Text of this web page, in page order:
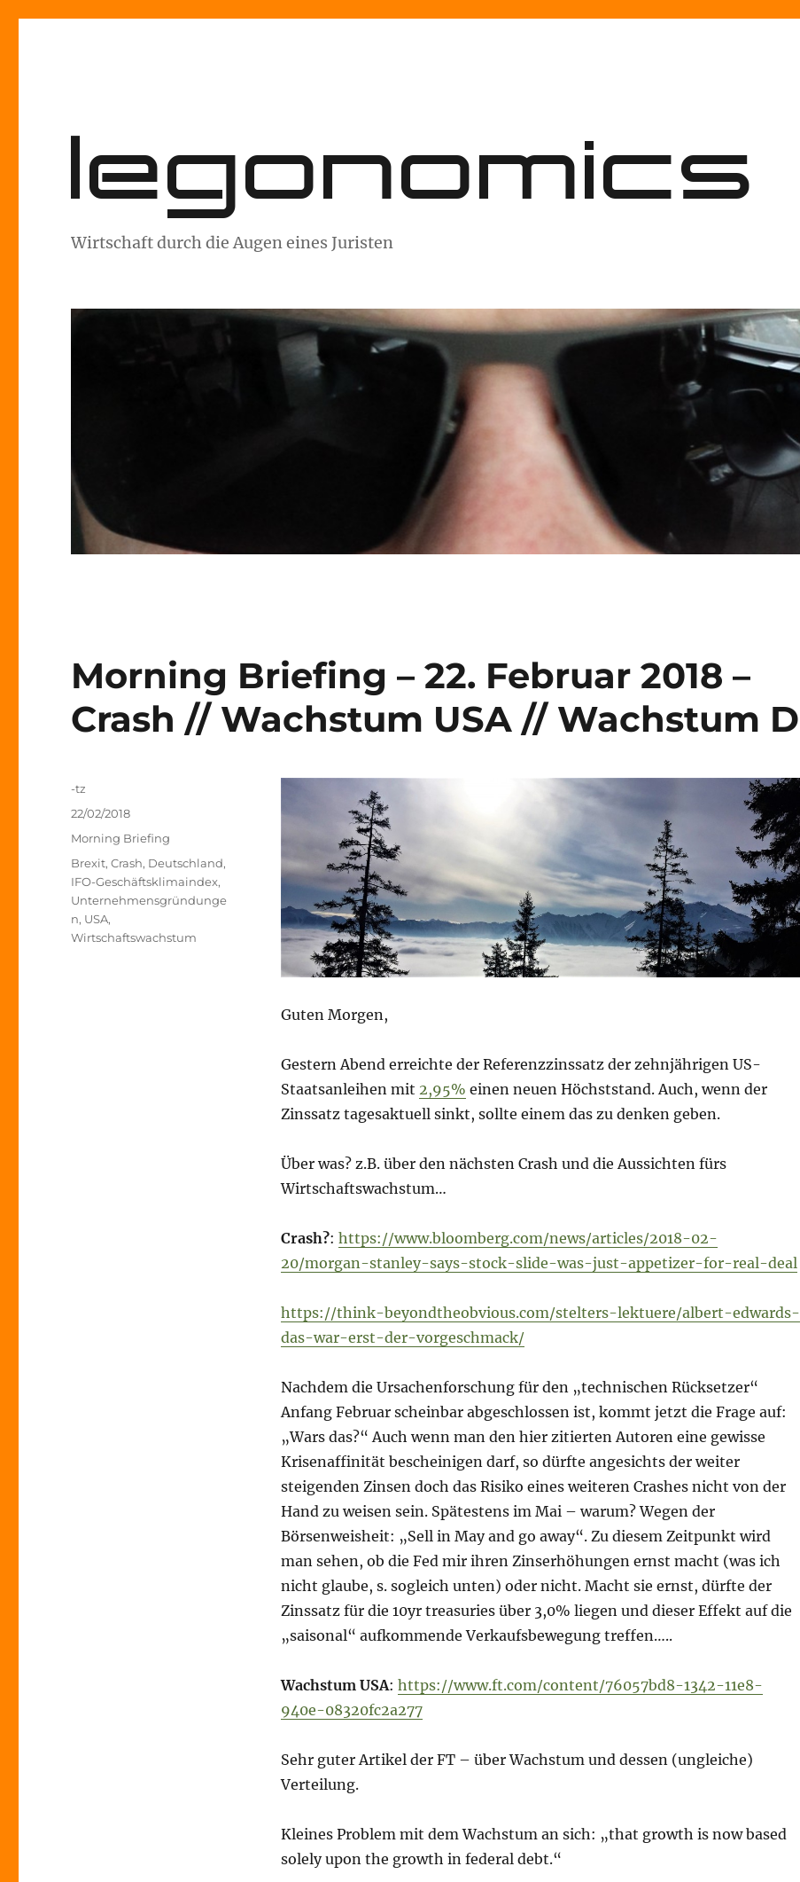
legonomics
Wirtschaft durch die Augen eines Juristen
Morning Briefing – 22. Februar 2018 –
Crash // Wachstum USA // Wachstum D
Guten Morgen,
Gestern Abend erreichte der Referenzzinssatz der zehnjährigen US-
Staatsanleihen mit 2,95% einen neuen Höchststand. Auch, wenn der
Zinssatz tagesaktuell sinkt, sollte einem das zu denken geben.
Über was? z.B. über den nächsten Crash und die Aussichten fürs
Wirtschaftswachstum…
Crash?: https://www.bloomberg.com/news/articles/2018-02-
20/morgan-stanley-says-stock-slide-was-just-appetizer-for-real-deal
https://think-beyondtheobvious.com/stelters-lektuere/albert-edwards-
das-war-erst-der-vorgeschmack/
Nachdem die Ursachenforschung für den „technischen Rücksetzer“
Anfang Februar scheinbar abgeschlossen ist, kommt jetzt die Frage auf:
„Wars das?“ Auch wenn man den hier zitierten Autoren eine gewisse
Krisenaffinität bescheinigen darf, so dürfte angesichts der weiter
steigenden Zinsen doch das Risiko eines weiteren Crashes nicht von der
Hand zu weisen sein. Spätestens im Mai – warum? Wegen der
Börsenweisheit: „Sell in May and go away“. Zu diesem Zeitpunkt wird
man sehen, ob die Fed mir ihren Zinserhöhungen ernst macht (was ich
nicht glaube, s. sogleich unten) oder nicht. Macht sie ernst, dürfte der
Zinssatz für die 10yr treasuries über 3,0% liegen und dieser Effekt auf die
„saisonal“ aufkommende Verkaufsbewegung treffen…..
Wachstum USA: https://www.ft.com/content/76057bd8-1342-11e8-
940e-08320fc2a277
Sehr guter Artikel der FT – über Wachstum und dessen (ungleiche)
Verteilung.
Kleines Problem mit dem Wachstum an sich: „that growth is now based
solely upon the growth in federal debt.“
Autor
-tz
Veröffentlicht
22/02/2018
Kategorien
Morning Briefing
Schlagwörter
Brexit,Crash, Deutschland,
IFO-Geschäftsklimaindex,
Unternehmensgründunge
n, USA,
Wirtschaftswachstum